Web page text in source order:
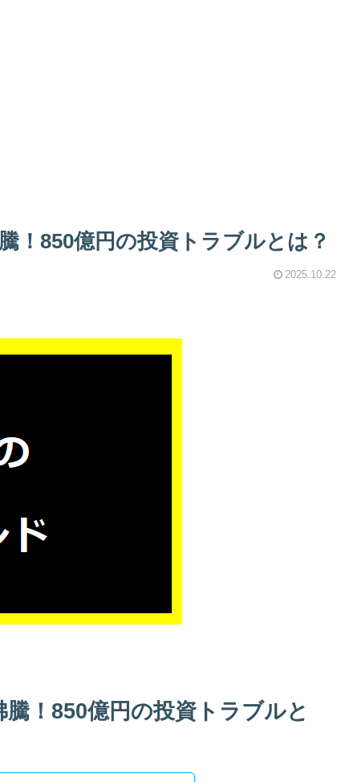
！850億円の投資トラブルとは？
2025.10.22
！850億円の投資トラブルと